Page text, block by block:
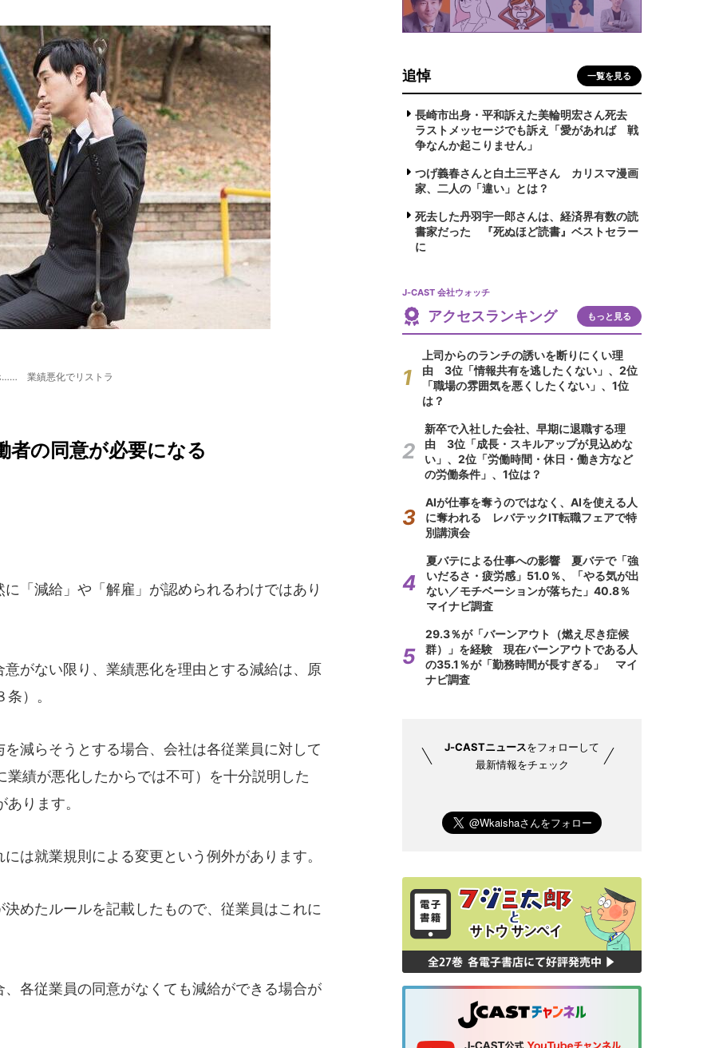
…… 業績悪化でリストラ
者の同意が必要になる
「減給」や「解雇」が認められるわけではあり
がない限り、業績悪化を理由とする減給は、原
）。
減らそうとする場合、会社は各従業員に対して
績が悪化したからでは不可）を十分説明した
ります。
は就業規則による変更という例外があります。
めたルールを記載したもので、従業員はこれに
各従業員の同意がなくても減給ができる場合が
追悼 一覧を見る
長崎市出身・平和訴えた美輪明宏さん死去
ラストメッセージでも訴え「愛があれば 戦
争なんか起こりません」
つげ義春さんと白土三平さん カリスマ漫画
家、二人の「違い」とは？
死去した丹羽宇一郎さんは、経済界有数の読
書家だった 『死ぬほど読書』ベストセラー
に
J-CAST 会社ウォッチ
アクセスランキング もっと見る
上司からのランチの誘いを断りにくい理
由 3位「情報共有を逃したくない」、2位
「職場の雰囲気を悪くしたくない」、1位
は？
新卒で入社した会社、早期に退職する理
由 3位「成長・スキルアップが見込めな
い」、2位「労働時間・休日・働き方など
の労働条件」、1位は？
AIが仕事を奪うのではなく、AIを使える人
に奪われる レバテックIT転職フェアで特
別講演会
夏バテによる仕事への影響 夏バテで「強
いだるさ・疲労感」51.0％、「やる気が出
ない／モチベーションが落ちた」40.8％
マイナビ調査
29.3％が「バーンアウト（燃え尽き症候
群）」を経験 現在バーンアウトである人
の35.1％が「勤務時間が長すぎる」 マイ
ナビ調査
J-CASTニュースをフォローして
最新情報をチェック